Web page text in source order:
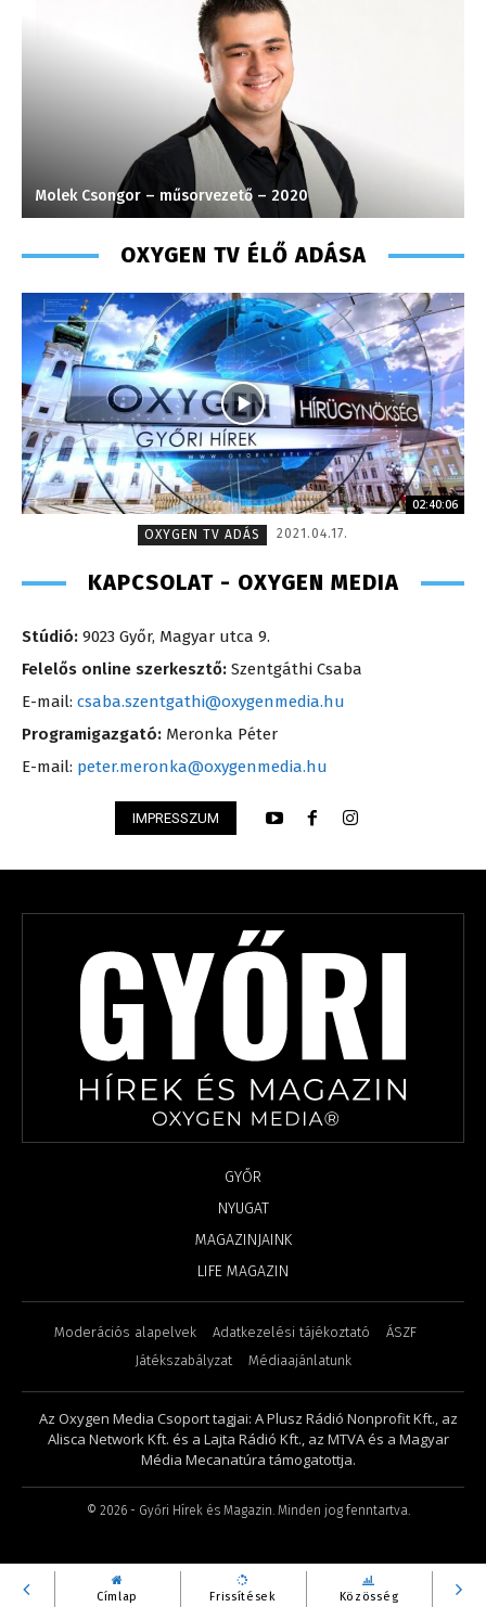
Címlap Frissítések Közösség
Molek Csongor – műsorvezető – 2020
OXYGEN TV ÉLŐ ADÁSA
02:40:06
OXYGEN TV ADÁS
2021.04.17.
KAPCSOLAT - OXYGEN MEDIA
Stúdió: 9023 Győr, Magyar utca 9.
Felelős online szerkesztő: Szentgáthi Csaba
E-mail: csaba.szentgathi@oxygenmedia.hu
Programigazgató: Meronka Péter
E-mail: peter.meronka@oxygenmedia.hu
IMPRESSZUM
GYŐR
NYUGAT
MAGAZINJAINK
LIFE MAGAZIN
Moderációs alapelvek Adatkezelési tájékoztató
ÁSZF
Játékszabályzat
Médiaajánlatunk
Az Oxygen Media Csoport tagjai: A Plusz Rádió Nonprofit Kft., az
Alisca Network Kft. és a Lajta Rádió Kft., az MTVA és a Magyar
Média Mecanatúra támogatottja.
© 2026 - Győri Hírek és Magazin. Minden jog fenntartva.